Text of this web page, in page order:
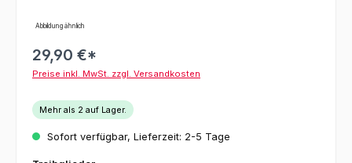
Abbildung ähnlich
29,90 €*
Preise inkl. MwSt. zzgl. Versandkosten
Mehr als 2 auf Lager.
Sofort verfügbar, Lieferzeit: 2-5 Tage